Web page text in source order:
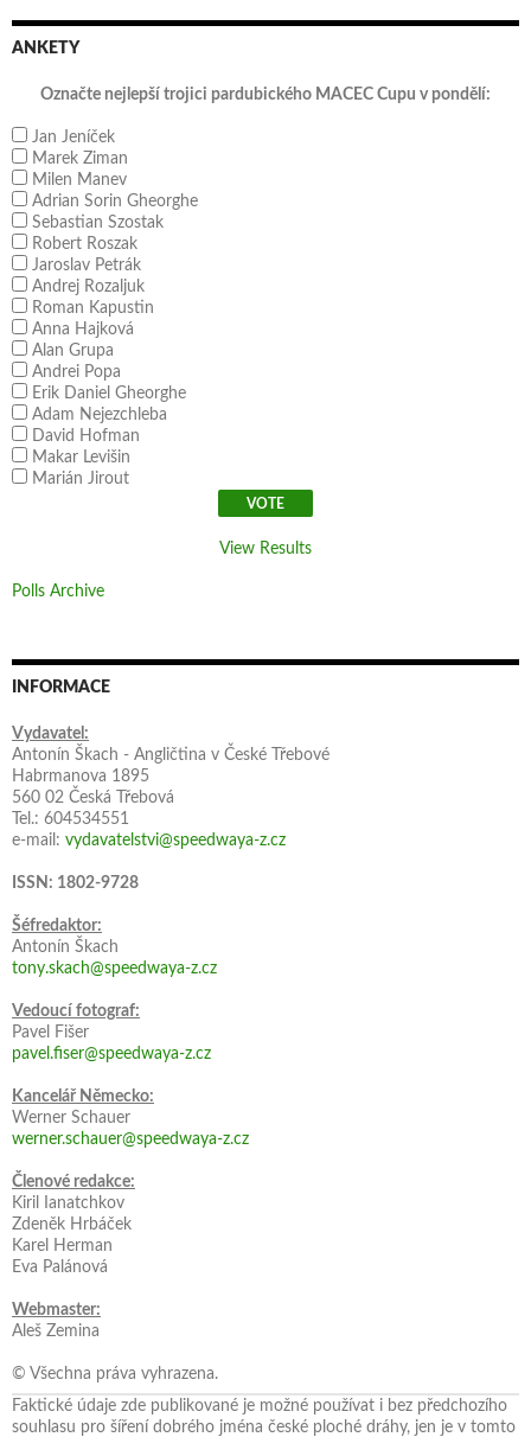
ANKETY
Označte nejlepší trojici pardubického MACEC Cupu v pondělí:
Jan Jeníček
Marek Ziman
Milen Manev
Adrian Sorin Gheorghe
Sebastian Szostak
Robert Roszak
Jaroslav Petrák
Andrej Rozaljuk
Roman Kapustin
Anna Hajková
Alan Grupa
Andrei Popa
Erik Daniel Gheorghe
Adam Nejezchleba
David Hofman
Makar Levišin
Marián Jirout
View Results
Polls Archive
INFORMACE
Vydavatel:
Antonín Škach - Angličtina v České Třebové
Habrmanova 1895
560 02 Česká Třebová
Tel.: 604534551
e-mail: vydavatelstvi@speedwaya-z.cz
ISSN: 1802-9728
Šéfredaktor:
Antonín Škach
tony.skach@speedwaya-z.cz
Vedoucí fotograf:
Pavel Fišer
pavel.fiser@speedwaya-z.cz
Kancelář Německo:
Werner Schauer
werner.schauer@speedwaya-z.cz
Členové redakce:
Kiril Ianatchkov
Zdeněk Hrbáček
Karel Herman
Eva Palánová
Webmaster:
Aleš Zemina
© Všechna práva vyhrazena.
Faktické údaje zde publikované je možné používat i bez předchozího
souhlasu pro šíření dobrého jména české ploché dráhy, jen je v tomto